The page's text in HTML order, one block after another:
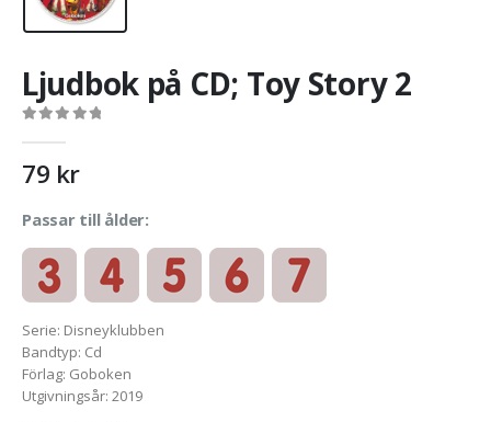
Ljudbok på CD; Toy Story 2
79 kr
Passar till ålder:
Serie: Disneyklubben
Bandtyp: Cd
Förlag: Goboken
Utgivningsår: 2019